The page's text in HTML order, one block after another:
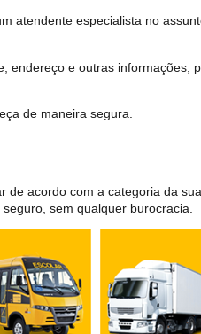
atendente especialista no
e outras informações,
de maneira segura.
de acordo com a categoria da
sem qualquer burocracia.